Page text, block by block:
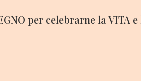
per celebrarne la VITA e